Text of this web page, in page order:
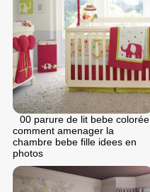
00 parure de lit bebe colorée
comment amenager la
chambre bebe fille idees en
photos